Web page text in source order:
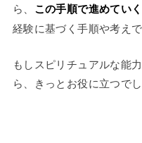
ら、 この手順で進めてい
経験に基づく手順や考えで
もしスピリチュアルな能
ら、きっとお役に立つでし